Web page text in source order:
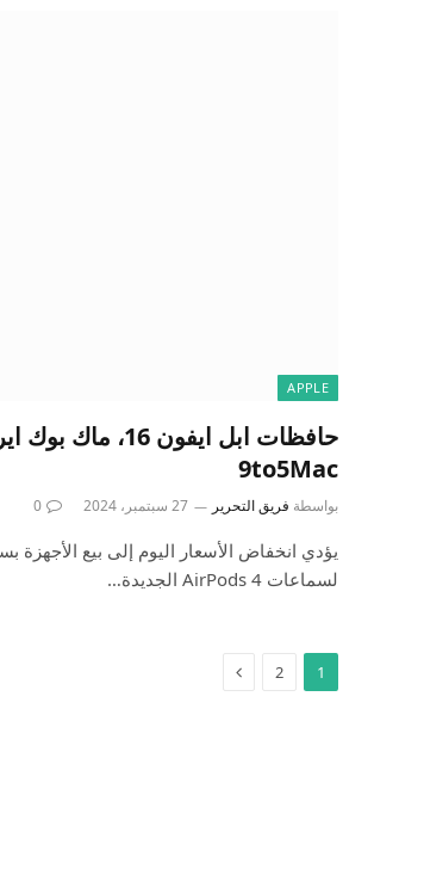
APPLE
حافظات ابل ايفون
9to5Mac
بواسطة فريق التحرير 27 سبتمبر، 2024 0
يؤدي انخفاض الأسعار اليوم إلى بيع الأجهزة
لسماعات AirPods 4 الجديدة…
1
2